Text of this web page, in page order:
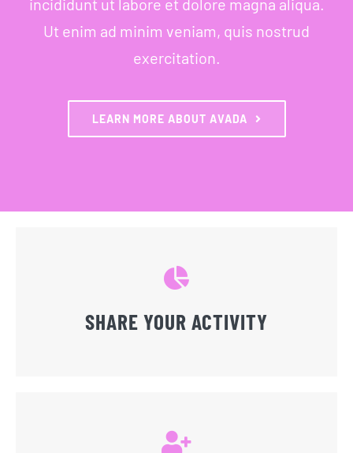
incididunt ut labore et dolore magna aliqua.
Ut enim ad minim veniam, quis nostrud
exercitation.
LEARN MORE ABOUT AVADA
SHARE YOUR ACTIVITY